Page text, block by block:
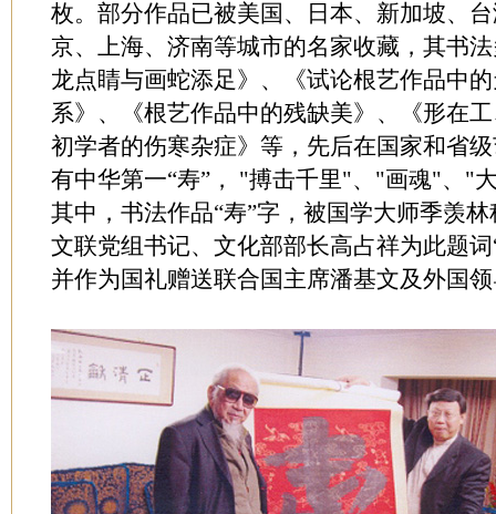
枚。部分作品已被美国、日本、新加坡、
京、上海、济南等城市的名家收藏，其书
龙点睛与画蛇添足》、《试论根艺作品中
系》、《根艺作品中的残缺美》、《形在
初学者的伤寒杂症》等，先后在国家和省
有中华第一“寿”， "搏击千里"、"画魂"、"
其中，书法作品“寿”字，被国学大师季羡
文联党组书记、文化部部长高占祥为此题
并作为国礼赠送联合国主席潘基文及外国